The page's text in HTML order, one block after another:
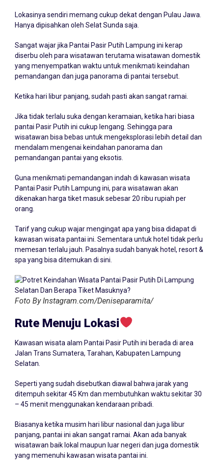
Lokasinya sendiri memang cukup dekat dengan Pulau Jawa.
Hanya dipisahkan oleh Selat Sunda saja.
Sangat wajar jika Pantai Pasir Putih Lampung ini kerap
diserbu oleh para wisatawan terutama wisatawan domestik
yang menyempatkan waktu untuk menikmati keindahan
pemandangan dan juga panorama di pantai tersebut.
Ketika hari libur panjang, sudah pasti akan sangat ramai.
Jika tidak terlalu suka dengan keramaian, ketika hari biasa
pantai Pasir Putih ini cukup lengang. Sehingga para
wisatawan bisa bebas untuk mengeksplorasi lebih detail dan
mendalam mengenai keindahan panorama dan
pemandangan pantai yang eksotis.
Guna menikmati pemandangan indah di kawasan wisata
Pantai Pasir Putih Lampung ini, para wisatawan akan
dikenakan harga tiket masuk sebesar 20 ribu rupiah per
orang.
Tarif yang cukup wajar mengingat apa yang bisa didapat di
kawasan wisata pantai ini. Sementara untuk hotel tidak perlu
memesan terlalu jauh. Pasalnya sudah banyak hotel, resort &
spa yang bisa ditemukan di sini.
Foto By Instagram.com/Deniseparamita/
Rute Menuju Lokasi
Kawasan wisata alam Pantai Pasir Putih ini berada di area
Jalan Trans Sumatera, Tarahan, Kabupaten Lampung
Selatan.
Seperti yang sudah disebutkan diawal bahwa jarak yang
ditempuh sekitar 45 Km dan membutuhkan waktu sekitar 30
– 45 menit menggunakan kendaraan pribadi.
Biasanya ketika musim hari libur nasional dan juga libur
panjang, pantai ini akan sangat ramai. Akan ada banyak
wisatawan baik lokal maupun luar negeri dan juga domestik
yang memenuhi kawasan wisata pantai ini.